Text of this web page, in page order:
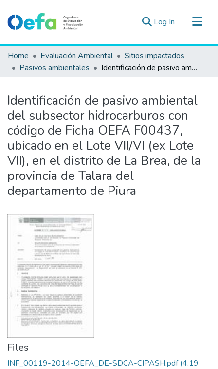
Log In (current)
Communities & Collections
All of DSpace
Estad. Externas
Guias ▾
Home Evaluación Ambiental
Sitios impactados
Pasivos ambientales
Identificación de pasivo ambiental del subsector hidrocarburos con código de Ficha OEFA F00437, ubicado en el Lote VII/VI (ex Lote VII), en el distrito de La Brea, de la provincia de Talara del departamento de Piura
Identificación de pasivo ambiental
del subsector hidrocarburos con
código de Ficha OEFA F00437,
ubicado en el Lote VII/VI (ex Lote
VII), en el distrito de La Brea, de la
provincia de Talara del
departamento de Piura
Files
INF_00119-2014-OEFA_DE-SDCA-CIPASH.pdf(4.19